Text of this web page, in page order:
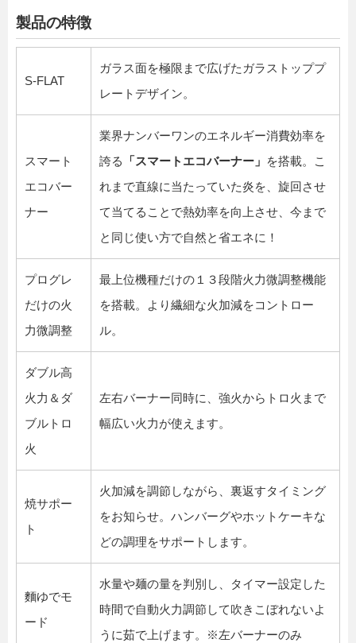
製品の特徴
S-FLAT
ガラス面を極限まで広げたガラストッププ
レートデザイン。
スマート
エコバー
ナー
業界ナンバーワンのエネルギー消費効率を
誇る
「スマートエコバーナー」 を搭載。こ
れまで直線に当たっていた炎を、旋回させ
て当てることで熱効率を向上させ、今まで
と同じ使い方で自然と省エネに！
プログレ
だけの火
力微調整
最上位機種だけの１３段階火力微調整機能
を搭載。より繊細な火加減をコントロー
ル。
ダブル高
火力＆ダ
ブルトロ
火
左右バーナー同時に、強火からトロ火まで
幅広い火力が使えます。
焼サポー
ト
火加減を調節しながら、裏返すタイミング
をお知らせ。ハンバーグやホットケーキな
どの調理をサポートします。
麵ゆでモ
ード
水量や麺の量を判別し、タイマー設定した
時間で自動火力調節して吹きこぼれないよ
うに茹で上げます。※左バーナーのみ